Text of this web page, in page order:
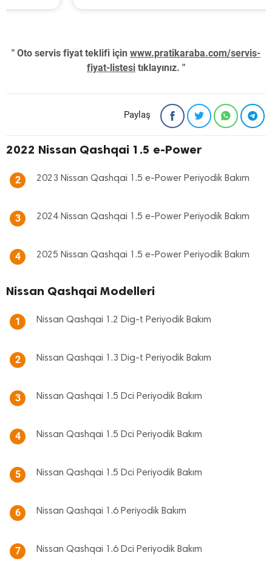
" Oto servis fiyat teklifi için www.pratikaraba.com/servis-
fiyat-listesi tıklayınız. "
Paylaş
2022 Nissan Qashqai 1.5 e-Power
2 2023 Nissan Qashqai 1.5 e-Power Periyodik Bakım
3 2024 Nissan Qashqai 1.5 e-Power Periyodik Bakım
4 2025 Nissan Qashqai 1.5 e-Power Periyodik Bakım
Nissan Qashqai Modelleri
1 Nissan Qashqai 1.2 Dig-t Periyodik Bakım
2 Nissan Qashqai 1.3 Dig-t Periyodik Bakım
3 Nissan Qashqai 1.5 Dci Periyodik Bakım
4 Nissan Qashqai 1.5 Dci Periyodik Bakım
5 Nissan Qashqai 1.5 Dci Periyodik Bakım
6 Nissan Qashqai 1.6 Periyodik Bakım
7 Nissan Qashqai 1.6 Dci Periyodik Bakım